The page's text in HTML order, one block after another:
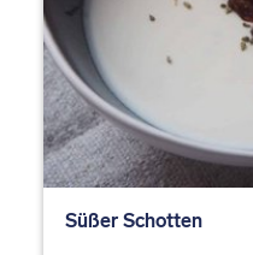
Süßer Schotten